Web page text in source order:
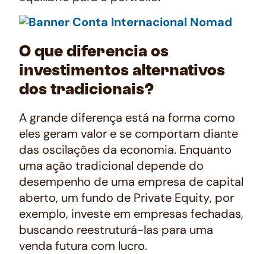
O que diferencia os
investimentos alternativos
dos tradicionais?
A grande diferença está na forma como
eles geram valor e se comportam diante
das oscilações da economia. Enquanto
uma ação tradicional depende do
desempenho de uma empresa de capital
aberto, um fundo de Private Equity, por
exemplo, investe em empresas fechadas,
buscando reestruturá-las para uma
venda futura com lucro.